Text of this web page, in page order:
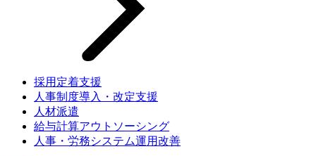
採用定着支援
人事制度導入・改定支援
人材派遣
給与計算アウトソーシング
人事・労務システム運用改善